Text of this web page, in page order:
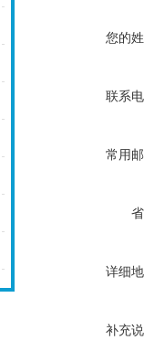
您的
联系
常用
详细
补充